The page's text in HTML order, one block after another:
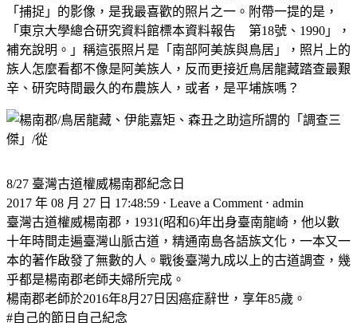
「捕捉」的影像，是我最喜歡的照片之一。附帶一提的是，
「東京大學總合研究資料館標本資料報告 第18號、1990」，
補充說明。」稱這張照片是「南部阿美族與鳥居」，照片上的
族人怎麼看都不像是阿美族人，反而更接近鳥居龍藏踏查最艱
辛、研究時間最久的布農族人，或者，是平埔族嗎？
8/27 臺灣古道權威楊南郡紀念日
2017 年 08 月 27 日 17:48:59 ⋅ Leave a Comment ⋅ admin
臺灣古道權威楊南郡，1931(昭和6)年出身臺南龍崎，他以數
十年時間走遍臺灣山脈古道，精通南島各語族文化，一本又一
本的著作啟發了無數的人。戰後臺灣九成以上的古道調查，幾
乎都是楊南郡老師夫婦所完成。
楊南郡老師於2016年8月27日因癌症辭世，享年85歲。
#自己的節日自己紀念